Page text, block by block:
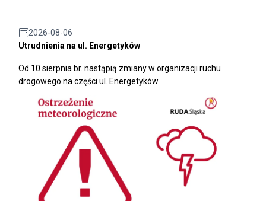
2026-08-06
Utrudnienia na ul. Energetyków
Od 10 sierpnia br. nastąpią zmiany w organizacji ruchu
drogowego na części ul. Energetyków.